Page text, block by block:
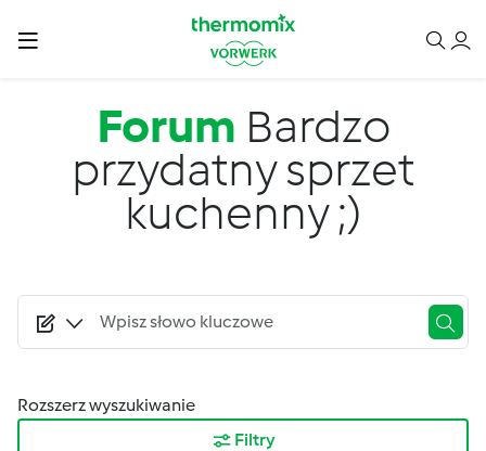
Forum Bardzo
przydatny sprzet
kuchenny ;)
Rozszerz wyszukiwanie
Filtry